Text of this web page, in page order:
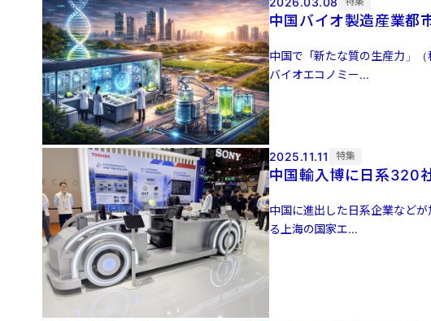
中国バイオ製造産業都
中国で「新たな質の生産力」
バイオエコノミー...
2025.11.11 特集
中国輸入博に日系320
中国に進出した日系企業など
る上海の国家エ...